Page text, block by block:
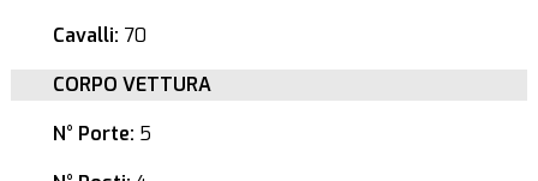
Cavalli: 70
CORPO VETTURA
N° Porte: 5